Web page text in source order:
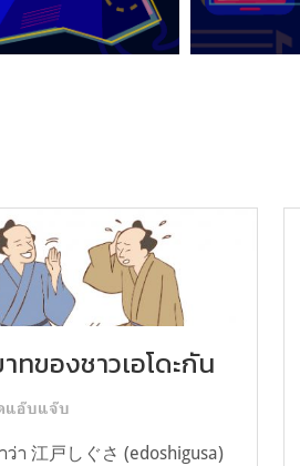
ทของชาวเอโดะกัน
แอ๊บแจ๊บ
า 江戸しぐさ (edoshigusa)